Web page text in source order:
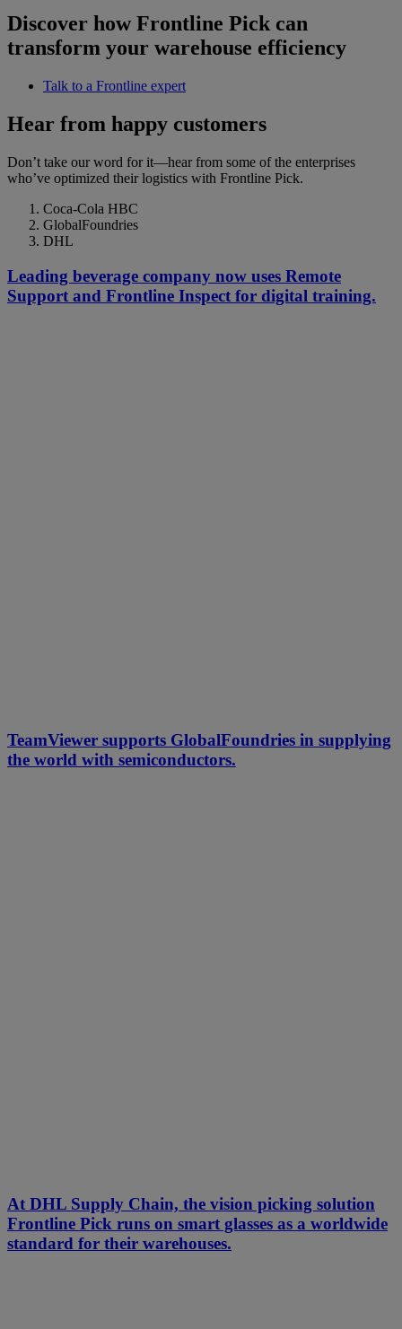
Discover how Frontline Pick can
transform your warehouse efficiency
Talk to a Frontline expert
Hear from happy customers
Don’t take our word for it—hear from some of the enterprises
who’ve optimized their logistics with Frontline Pick.
Coca-Cola HBC
GlobalFoundries
DHL
Leading beverage company now uses Remote
Support and Frontline Inspect for digital training.
TeamViewer supports GlobalFoundries in supplying
the world with semiconductors.
At DHL Supply Chain, the vision picking solution
Frontline Pick runs on smart glasses as a worldwide
standard for their warehouses.